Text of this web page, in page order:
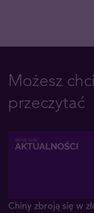
Możesz
przeczytać
Chiny zbroją się w